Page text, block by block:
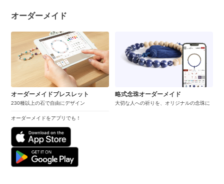
オーダーメイド
オーダーメイドブレスレット
230種以上の石で自由にデザイン
オーダーメイドをアプリでも！
略式念珠オーダーメイド
大切な人への祈りを、オリジナルの念珠に